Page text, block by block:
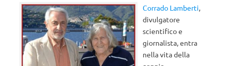
Corrado Lamberti,
divulgatore
scientifico e
giornalista, entra
nella vita della